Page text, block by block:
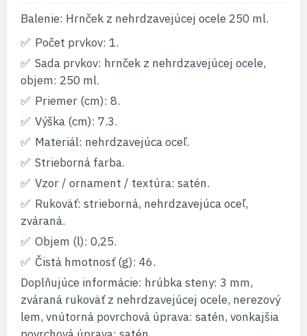
Balenie: Hrnček z nehrdzavejúcej ocele 250 ml.
Počet prvkov: 1.
Sada prvkov: hrnček z nehrdzavejúcej ocele,
objem: 250 ml.
Priemer (cm): 8.
Výška (cm): 7.3.
Materiál: nehrdzavejúca oceľ.
Strieborná farba.
Vzor / ornament / textúra: satén.
Rukoväť: strieborná, nehrdzavejúca oceľ,
zváraná.
Objem (l): 0,25.
Čistá hmotnosť (g): 46.
Doplňujúce informácie: hrúbka steny: 3 mm,
zváraná rukoväť z nehrdzavejúcej ocele, nerezový
lem, vnútorná povrchová úprava: satén, vonkajšia